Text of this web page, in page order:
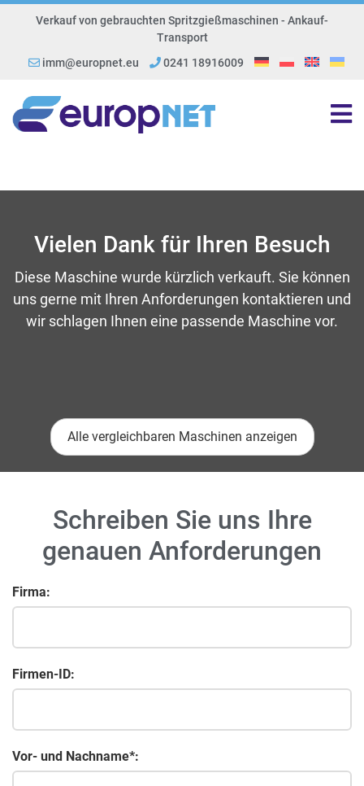
Verkauf von gebrauchten Spritzgießmaschinen - Ankauf-
Transport
imm@europnet.eu
0241 18916009
Vielen Dank für Ihren Besuch
Diese Maschine wurde kürzlich verkauft. Sie können
uns gerne mit Ihren Anforderungen kontaktieren und
wir schlagen Ihnen eine passende Maschine vor.
Alle vergleichbaren Maschinen anzeigen
Schreiben Sie uns Ihre
genauen Anforderungen
Firma:
Firmen-ID:
Vor- und Nachname*: